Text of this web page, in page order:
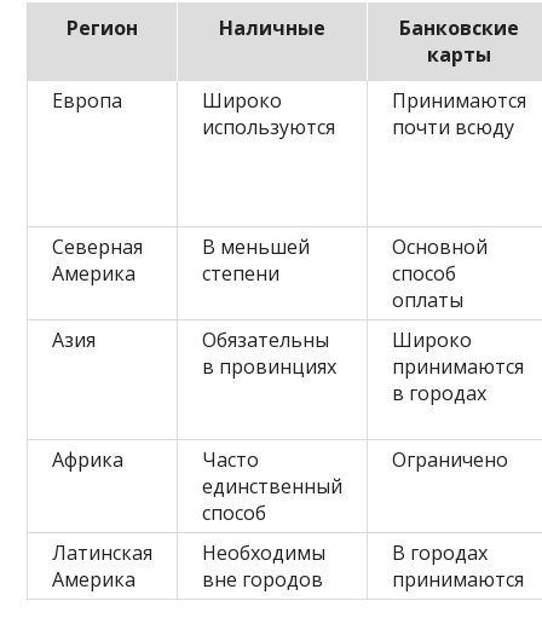
Регион Наличные
Банковские
карты
Европа
Широко
используются
Принимаются
почти всюду
Северная
Америка
В меньшей
степени
Основной
способ
оплаты
Азия
Обязательны
в провинциях
Широко
принимаются
в городах
Африка
Часто
единственный
способ
Ограничено
Латинская
Америка
Необходимы
вне городов
В городах
принимаются